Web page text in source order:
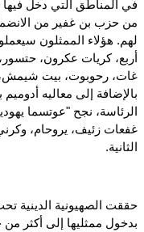
من حزب بن غفير من
لهم. هؤلاء الممثلون
أربع، كريات عكرون،
غات، رحوبوت، بيت شيمش،
بالإضافة إلى معاليه
الرئاسة، نجح "عوتسما
غفعات زئيف، يروحام،
الثانية.
حققت الصهيونية الدينية
بدخول ممثليها إلى أكثر